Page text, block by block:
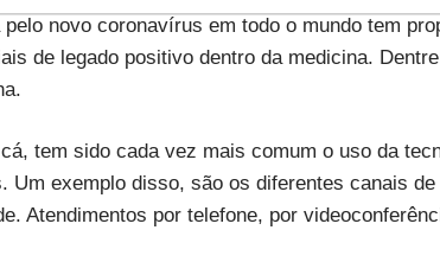
pelo novo coronavírus em todo o mundo tem
de legado positivo dentro da medicina.
tem sido cada vez mais comum o uso da
Um exemplo disso, são os diferentes canais
Atendimentos por telefone, por